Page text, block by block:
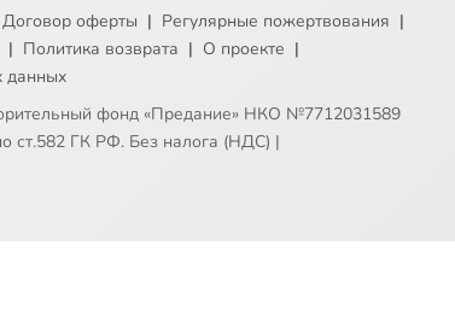
Договор оферты | Регулярные пожертвования |
| Политика возврата | О проекте |
данных
фонд «Предание» НКО №7712031589
ст.582 ГК РФ. Без налога (НДС) |